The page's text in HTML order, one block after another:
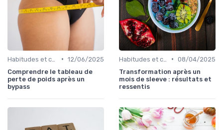
• 12/06/2025
Comprendre le tableau de
perte de poids après un
bypass
• 08/04/2025
Transformation après un
mois de sleeve : résultats et
ressentis